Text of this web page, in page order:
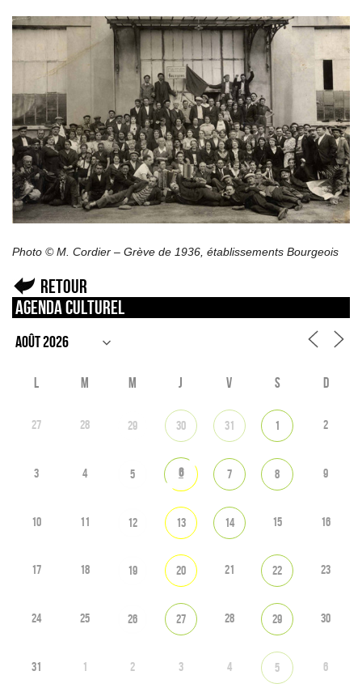
Photo © M. Cordier – Grève de 1936, établissements Bourgeois
Retour
Agenda culturel
L M M J V S D
27 28 29 30 31 1 2
3 4 5 6 7 8 9
10 11 12 13 14 15 16
17 18 19 20 21 22 23
24 25 26 27 28 29 30
31 1 2 3 4 5 6